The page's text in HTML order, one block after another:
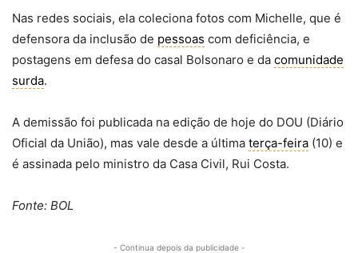
Nas redes sociais, ela coleciona fotos com Michelle, que é
defensora da inclusão de pessoas com deficiência, e
postagens em defesa do casal Bolsonaro e da comunidade
surda.
A demissão foi publicada na edição de hoje do DOU (Diário
Oficial da União), mas vale desde a última terça-feira (10) e
é assinada pelo ministro da Casa Civil, Rui Costa.
Fonte: BOL
- Continua depois da publicidade -